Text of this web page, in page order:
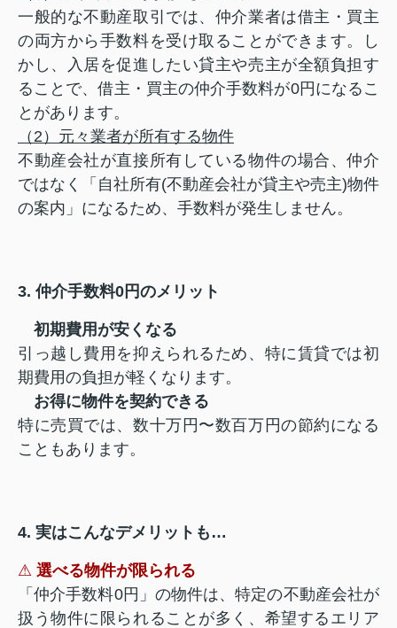
一般的な不動産取引では、仲介業者は借主・買主
の両方から手数料を受け取ることができます。し
かし、入居を促進したい貸主や売主が全額負担す
ることで、借主・買主の仲介手数料が0円になるこ
とがあります。
（2）元々業者が所有する物件
不動産会社が直接所有している物件の場合、仲介
ではなく「自社所有(不動産会社が貸主や売主)物件
の案内」になるため、手数料が発生しません。
3. 仲介手数料0円のメリット
初期費用が安くなる
引っ越し費用を抑えられるため、特に賃貸では初
期費用の負担が軽くなります。
お得に物件を契約できる
特に売買では、数十万円〜数百万円の節約になる
こともあります。
4. 実はこんなデメリットも…
⚠ 選べる物件が限られる
「仲介手数料0円」の物件は、特定の不動産会社が
扱う物件に限られることが多く、希望するエリア